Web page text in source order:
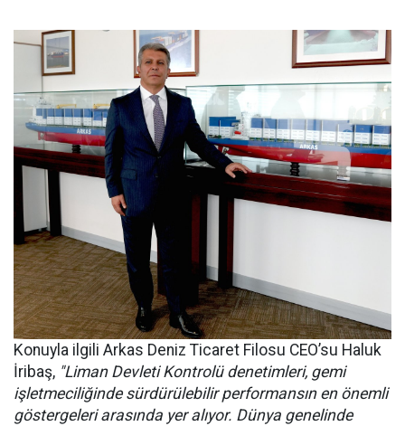
Konuyla ilgili Arkas Deniz Ticaret Filosu CEO’su Haluk
İribaş, "Liman Devleti Kontrolü denetimleri, gemi
işletmeciliğinde sürdürülebilir performansın en önemli
göstergeleri arasında yer alıyor. Dünya genelinde